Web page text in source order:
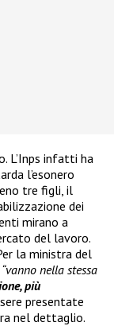
L’Inps infatti ha
l’esonero
tre figli, il
dei
mirano a
del lavoro.
la ministra del
“vanno nella stessa
più
presentate
nel dettaglio.